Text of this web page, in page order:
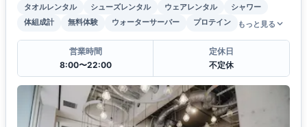
タオルレンタル シューズレンタル ウェアレンタル
シャワー
体組成計
無料体験 ウォーターサーバー プロテイン もっと見る
営業時間
8:00〜22:00
定休日
不定休